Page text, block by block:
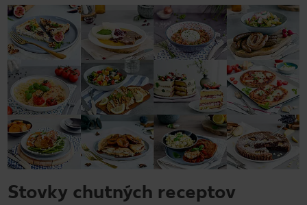
Stovky chutných receptov